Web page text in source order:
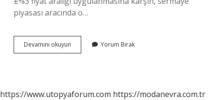
piyasası aracında o…
Devamını okuyun
Kapandıktan
Yorum Bırak
https://www.utopyaforum.com https://modanevra.com.tr